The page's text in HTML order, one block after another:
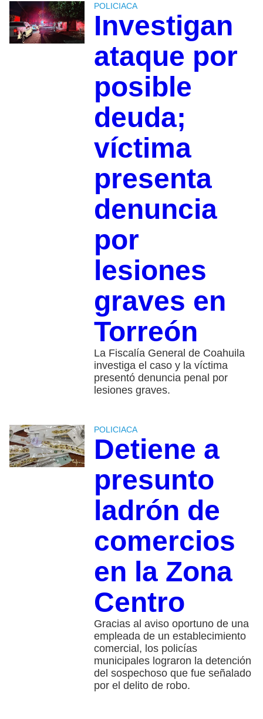
POLICIACA
Investigan
ataque por
posible
deuda;
víctima
presenta
denuncia
por
lesiones
graves en
Torreón
La Fiscalía General de Coahuila
investiga el caso y la víctima
presentó denuncia penal por
lesiones graves.
POLICIACA
Detiene a
presunto
ladrón de
comercios
en la Zona
Centro
Gracias al aviso oportuno de una
empleada de un establecimiento
comercial, los policías
municipales lograron la detención
del sospechoso que fue señalado
por el delito de robo.